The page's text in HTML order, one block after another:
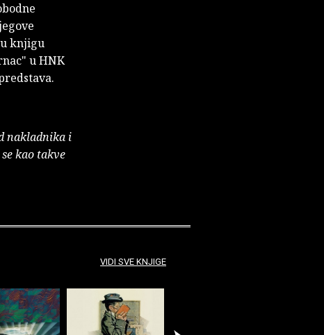
knjigu
u HNK
nakladnika i
kao takve
VIDI SVE KNJIGE